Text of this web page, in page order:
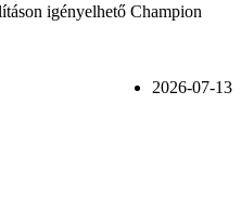
igényelhető Champion
2026-07-13